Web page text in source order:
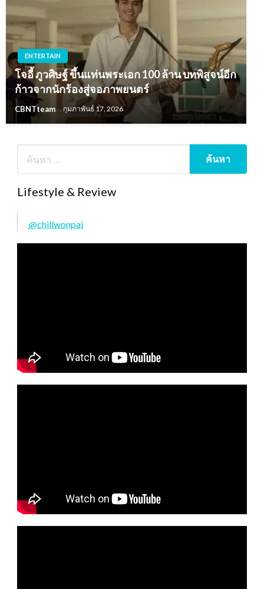
ENTERTAIN
โจอี้ ภูวศิษฐ์ ขึ้นแท่นพระเอก 100 ล้าน บทพิสูจน์อีก
ก้าวจากนักร้องสู่จอภาพยนตร์
CBNTteam กุมภาพันธ์ 17, 2026
Lifestyle & Review
@chillwonpai